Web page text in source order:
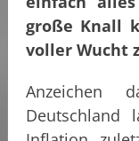
große Knall
voller Wucht
Deutschland